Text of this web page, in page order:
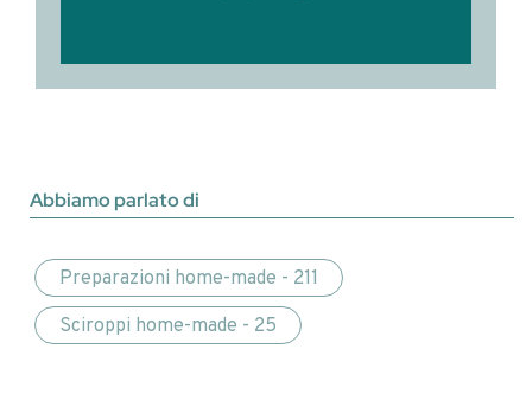
Abbiamo parlato di
Preparazioni home-made - 211
Sciroppi home-made - 25